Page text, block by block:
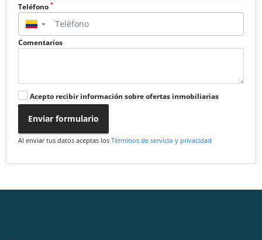
Teléfono *
▼
Comentarios
Acepto recibir información sobre ofertas inmobiliarias
Enviar formulario
Al enviar tus datos aceptas los Términos de servicio y privacidad